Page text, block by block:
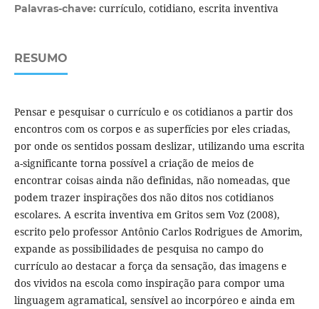
Palavras-chave: currículo, cotidiano, escrita inventiva
RESUMO
Pensar e pesquisar o currículo e os cotidianos a partir dos
encontros com os corpos e as superfícies por eles criadas,
por onde os sentidos possam deslizar, utilizando uma escrita
a-significante torna possível a criação de meios de
encontrar coisas ainda não definidas, não nomeadas, que
podem trazer inspirações dos não ditos nos cotidianos
escolares. A escrita inventiva em Gritos sem Voz (2008),
escrito pelo professor Antônio Carlos Rodrigues de Amorim,
expande as possibilidades de pesquisa no campo do
currículo ao destacar a força da sensação, das imagens e
dos vividos na escola como inspiração para compor uma
linguagem agramatical, sensível ao incorpóreo e ainda em